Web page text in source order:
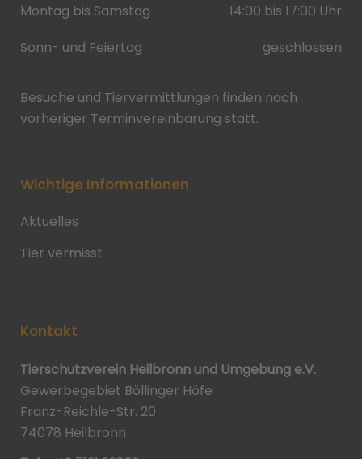
Montag bis Samstag
14:00 bis 17:00 Uhr
Sonn- und Feiertag
geschlossen
Besuche und Tiervermittlungen finden nach
vorheriger Terminvereinbarung statt.
Wichtige Informationen
Aktuelles
Tier vermisst
Kontakt
Tierschutzverein Heilbronn und Umgebung e.V.
Gewerbegebiet Böllinger Höfe
Franz-Reichle-Str. 20
74078 Heilbronn